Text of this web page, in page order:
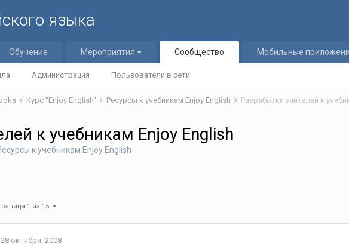
языка
Обучение Мероприятия Сообщество
Администрация Пользователи в сети
Мобильные
Курс "Enjoy English" Ресурсы к учебникам Enjoy English Разработки учителей к
к учебникам Enjoy English
к учебникам Enjoy English
1 из 15
28 октября, 2008